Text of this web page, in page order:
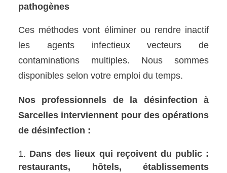
pathogènes
Ces méthodes vont éliminer ou rendre inactif
les agents infectieux vecteurs de
contaminations multiples. Nous sommes
disponibles selon votre emploi du temps.
Nos professionnels de la désinfection à
Sarcelles interviennent pour des opérations
de désinfection :
Dans des lieux qui reçoivent du public :
restaurants, hôtels, établissements